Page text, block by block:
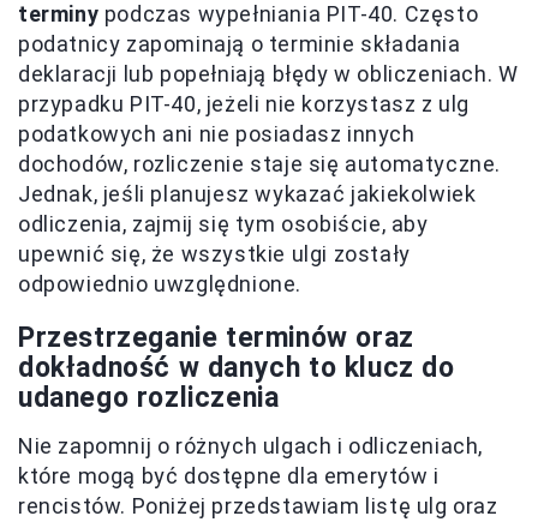
terminy podczas wypełniania PIT-40. Często
podatnicy zapominają o terminie składania
deklaracji lub popełniają błędy w obliczeniach. W
przypadku PIT-40, jeżeli nie korzystasz z ulg
podatkowych ani nie posiadasz innych
dochodów, rozliczenie staje się automatyczne.
Jednak, jeśli planujesz wykazać jakiekolwiek
odliczenia, zajmij się tym osobiście, aby
upewnić się, że wszystkie ulgi zostały
odpowiednio uwzględnione.
Przestrzeganie terminów oraz
dokładność w danych to klucz do
udanego rozliczenia
Nie zapomnij o różnych ulgach i odliczeniach,
które mogą być dostępne dla emerytów i
rencistów. Poniżej przedstawiam listę ulg oraz